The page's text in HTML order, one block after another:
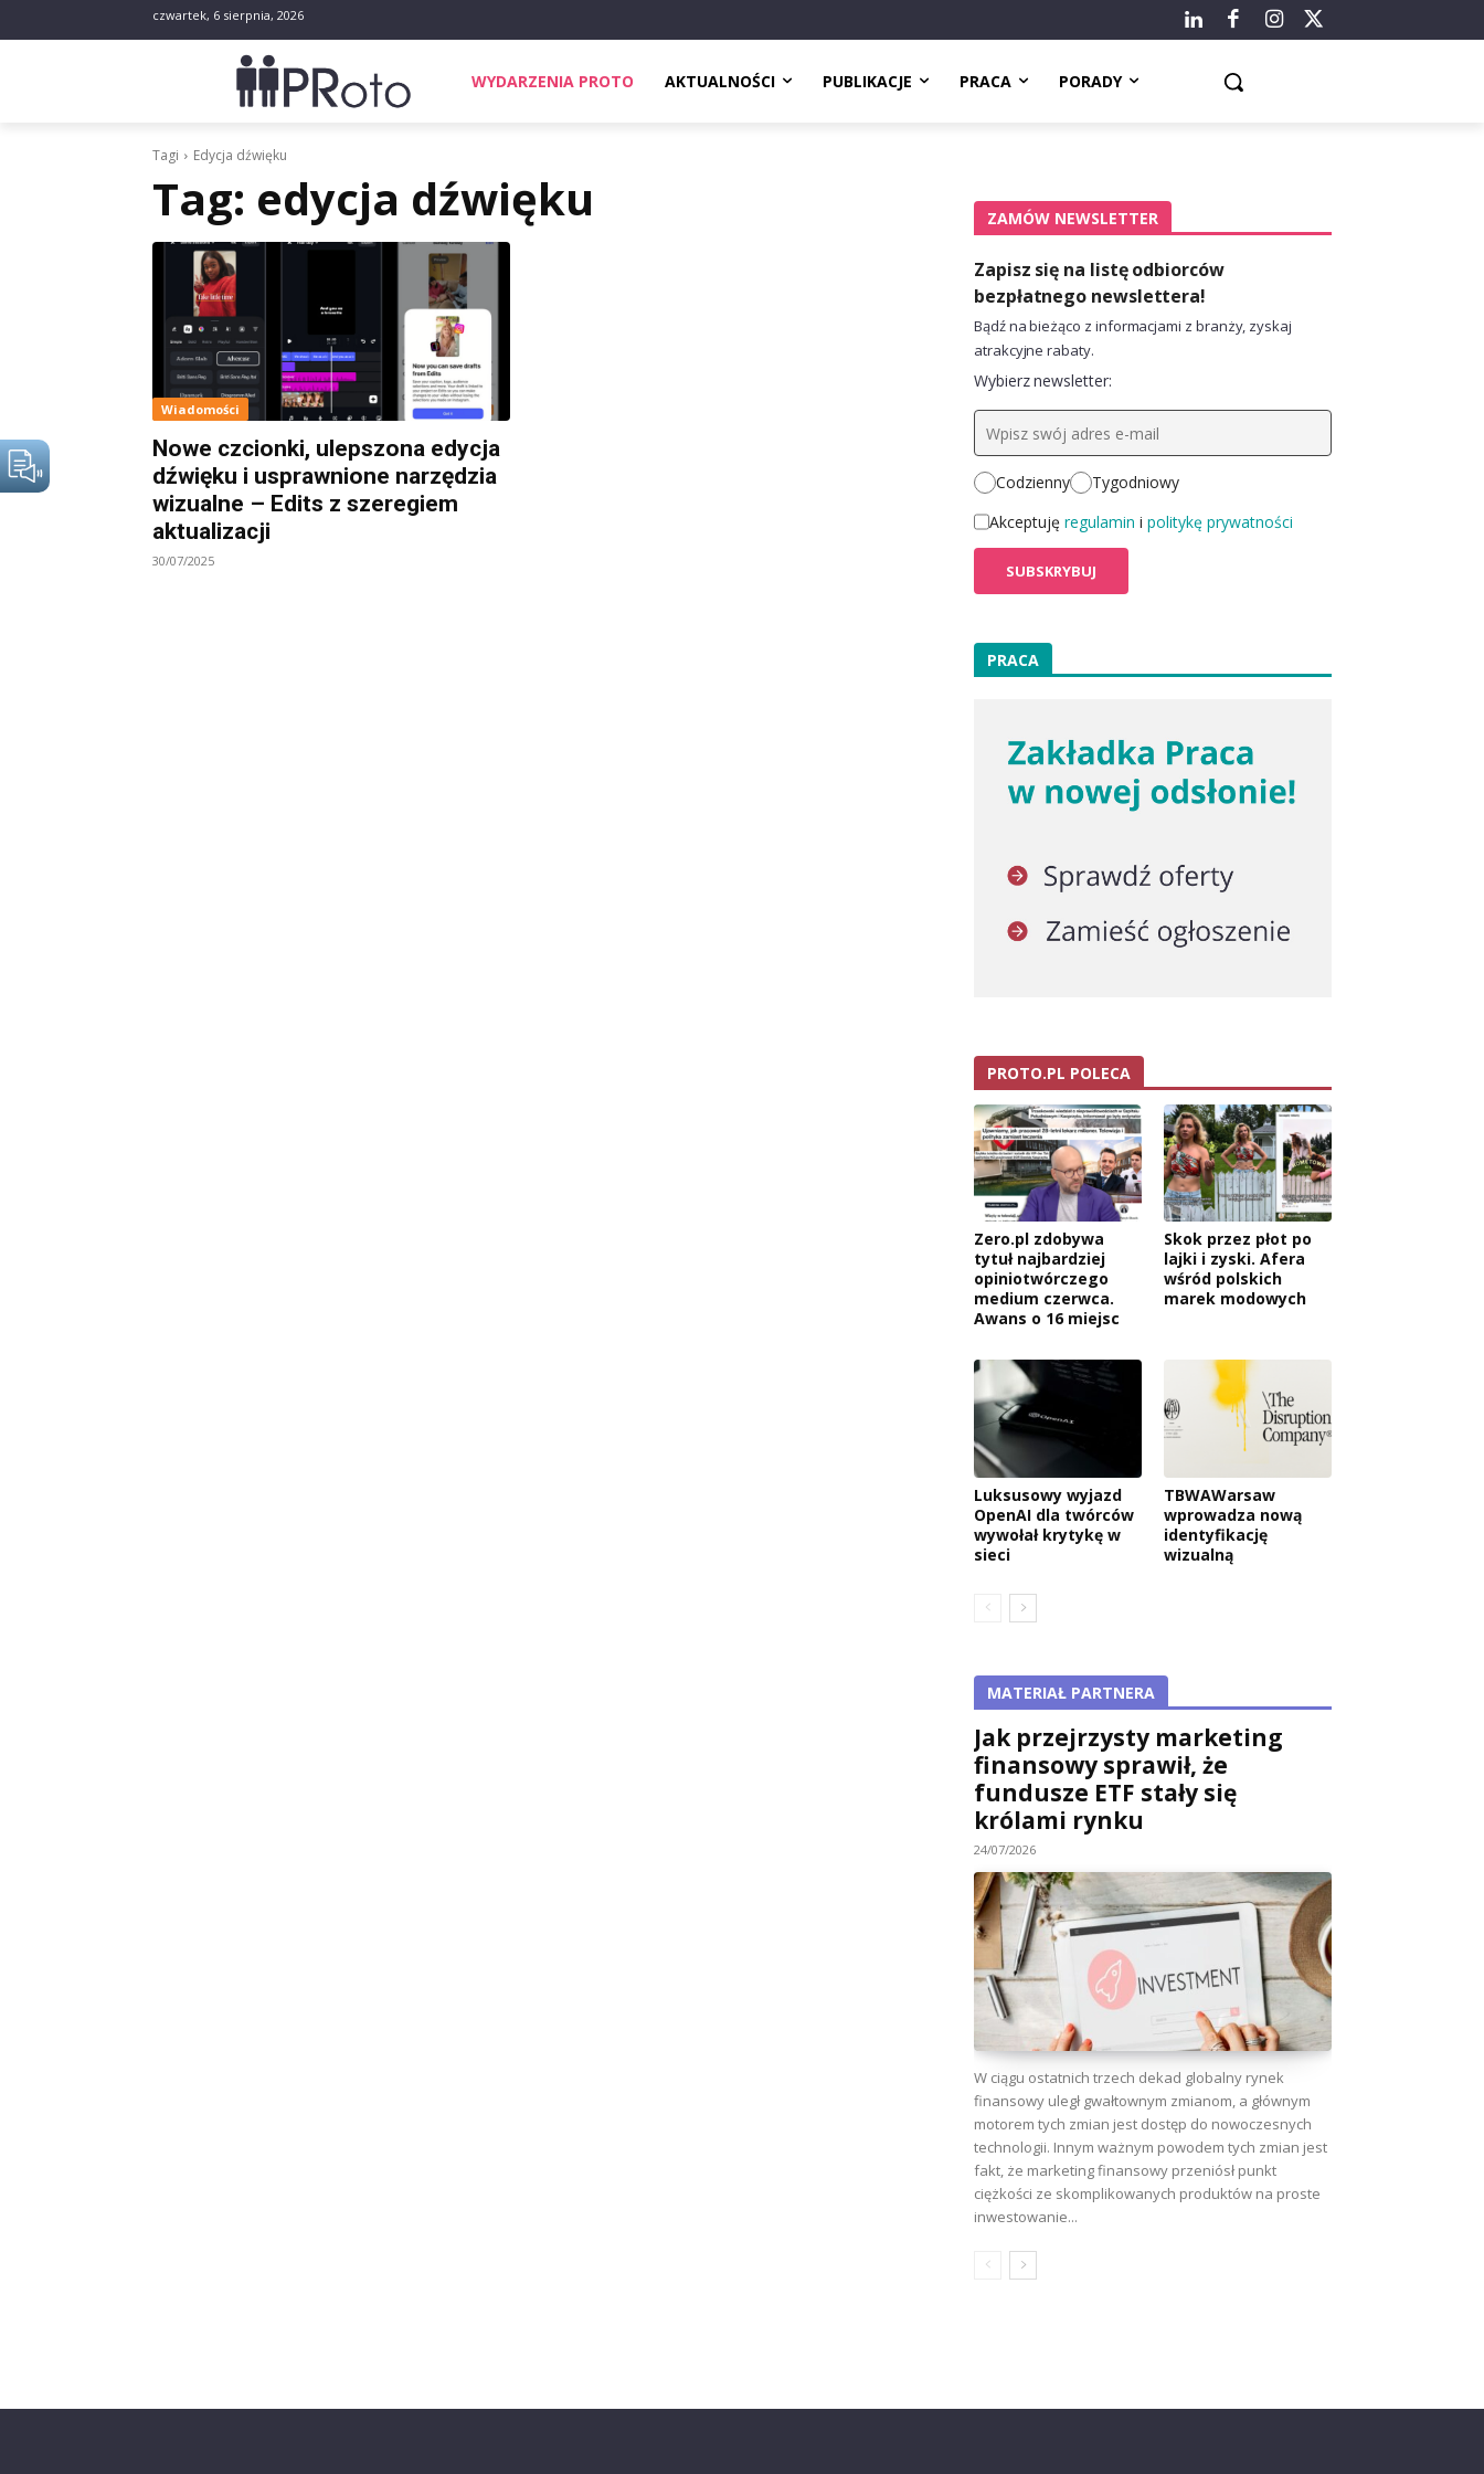
czwartek, 6 sierpnia, 2026
WYDARZENIA PROTO AKTUALNOŚCI PUBLIKACJE PRACA PORADY
Tagi Edycja dźwięku
Tag: edycja dźwięku
Wiadomości
Nowe czcionki, ulepszona edycja
dźwięku i usprawnione narzędzia
wizualne – Edits z szeregiem
aktualizacji
30/07/2025
ZAMÓW NEWSLETTER
Zapisz się na listę odbiorców
bezpłatnego newslettera!
Bądź na bieżąco z informacjami z branży, zyskaj
atrakcyjne rabaty.
Wybierz newsletter:
Codzienny
Tygodniowy
Akceptuję regulamin i politykę prywatności
PRACA
PROTO.PL POLECA
Zero.pl zdobywa
tytuł najbardziej
opiniotwórczego
medium czerwca.
Awans o 16 miejsc
Skok przez płot po
lajki i zyski. Afera
wśród polskich
marek modowych
Luksusowy wyjazd
OpenAI dla twórców
wywołał krytykę w
sieci
TBWAWarsaw
wprowadza nową
identyfikację
wizualną
MATERIAŁ PARTNERA
Jak przejrzysty marketing
finansowy sprawił, że
fundusze ETF stały się
królami rynku
24/07/2026
W ciągu ostatnich trzech dekad globalny rynek
finansowy uległ gwałtownym zmianom, a głównym
motorem tych zmian jest dostęp do nowoczesnych
technologii. Innym ważnym powodem tych zmian jest
fakt, że marketing finansowy przeniósł punkt
ciężkości ze skomplikowanych produktów na proste
inwestowanie...